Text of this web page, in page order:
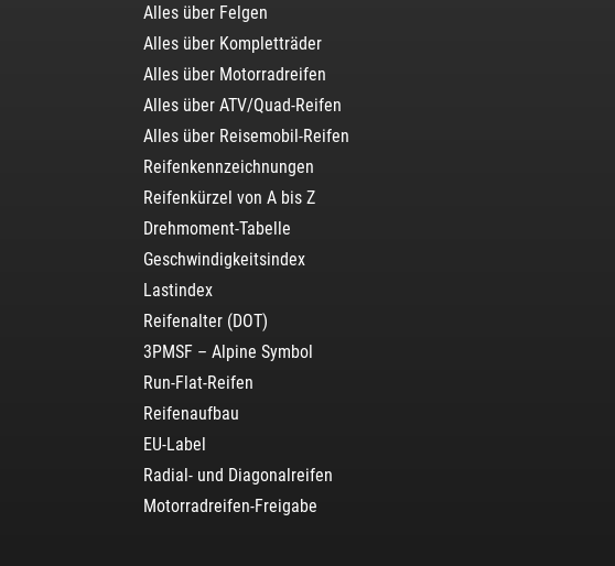
Alles über Felgen
Alles über Kompletträder
Alles über Motorradreifen
Alles über ATV/Quad-Reifen
Alles über Reisemobil-Reifen
Reifenkennzeichnungen
Reifenkürzel von A bis Z
Drehmoment-Tabelle
Geschwindigkeitsindex
Lastindex
Reifenalter (DOT)
3PMSF – Alpine Symbol
Run-Flat-Reifen
Reifenaufbau
EU-Label
Radial- und Diagonalreifen
Motorradreifen-Freigabe